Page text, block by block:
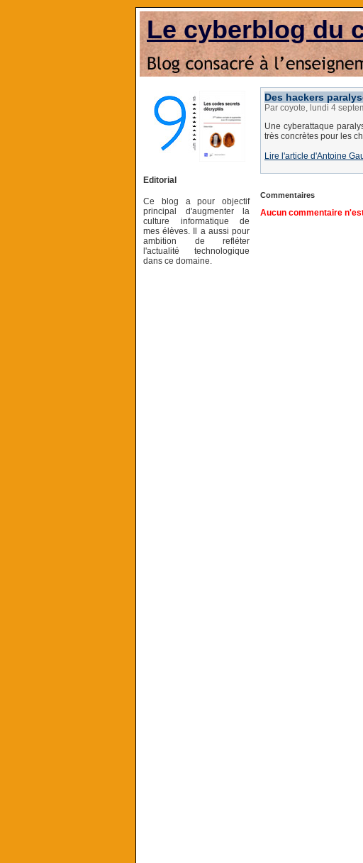
Le cyberblog du
Editorial
Ce blog a pour objectif
principal d'augmenter la
culture informatique de
mes élèves. Il a aussi pour
ambition de refléter
l'actualité technologique
dans ce domaine.
Des hackers
Par coyote, lundi 4
Une cyberattaque
très concrètes pour les
Lire l'article d'Antoine
Commentaires
Aucun commentaire